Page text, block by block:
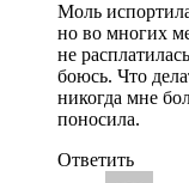
Моль
но во многих
не
боюсь. Что
никогда мне
поносила.
Ответить